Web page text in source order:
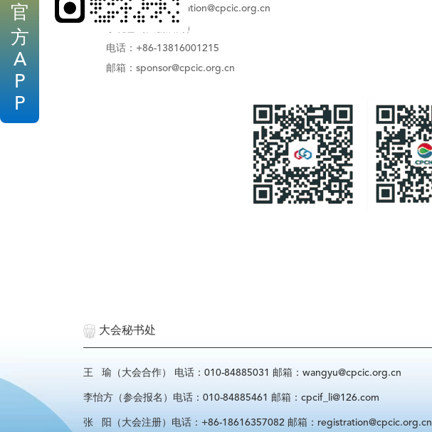
官
方
A
P
P
注册邮箱：registration@cpcic.org.cn
李晓雪（大会展商）
电话：+86-13816001215
邮箱： sponsor@cpcic.org.cn
大会秘书处
王 瑜（大会合作） 电话：010-84885031 邮箱：wangyu@cpcic.org.cn
李怡方（参会报名）电话：010-84885461 邮箱：cpcif_li@126.com
张 阳（大会注册）电话：+86-18616357082 邮箱：registration@cpcic.org.cn